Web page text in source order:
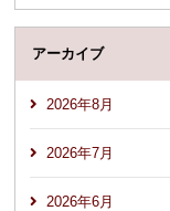
アーカイブ
2026年8月
2026年7月
2026年6月